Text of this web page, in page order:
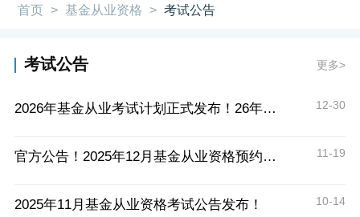
首页 > 基金从业资格 > 考试公告
考试公告 更多>
2026年基金从业考试计划正式发布！26年基金从业考试分别会在什么时候？ 12-30
官方公告！2025年12月基金从业资格预约式考试详情公布 11-19
2025年11月基金从业资格考试公告发布！ 10-14